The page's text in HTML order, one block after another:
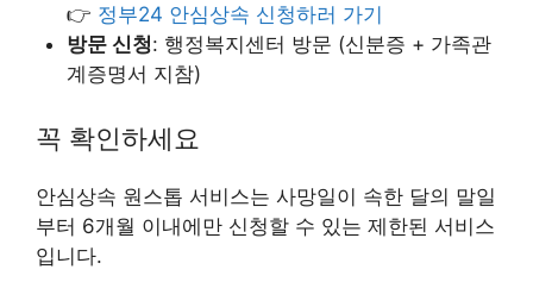
👉 정부24 안심상속 신청하러 가기
방문 신청: 행정복지센터 방문 (신분증 + 가족관
계증명서 지참)
꼭 확인하세요
안심상속 원스톱 서비스는 사망일이 속한 달의 말일
부터 6개월 이내에만 신청할 수 있는 제한된 서비스
입니다.